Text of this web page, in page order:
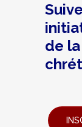
de